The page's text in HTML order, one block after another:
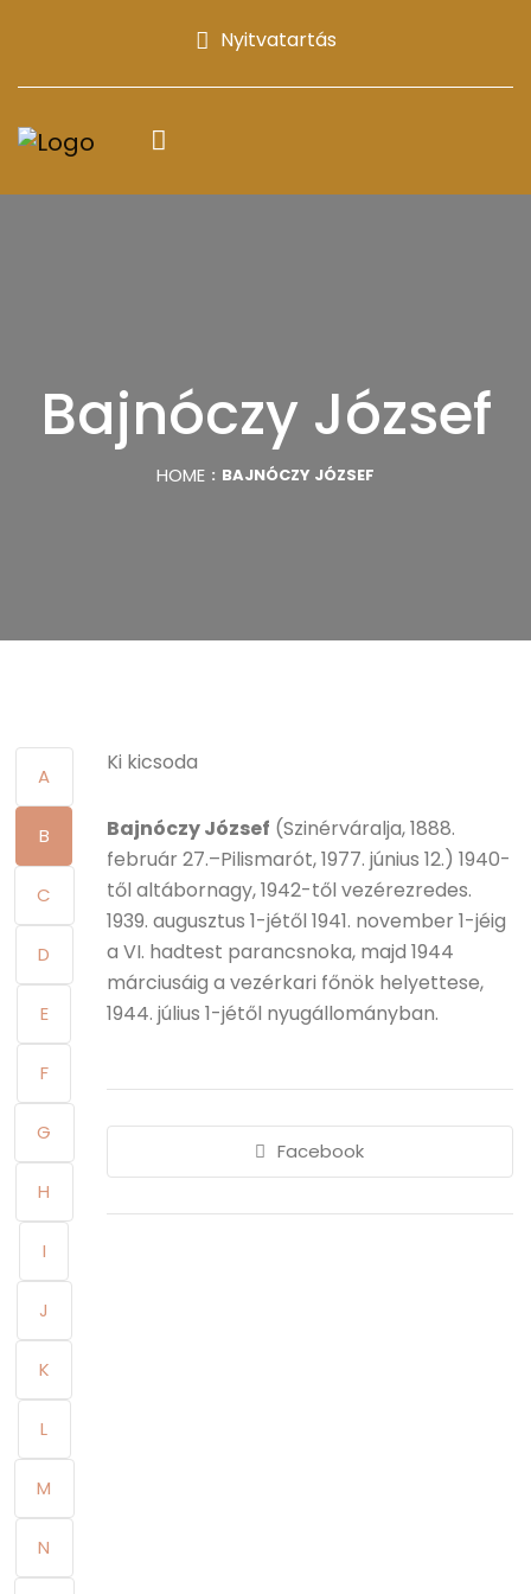
Nyitvatartás
Bajnóczy József
HOME BAJNÓCZY JÓZSEF
A
B
C
D
E
F
G
H
I
J
K
L
M
N
Ki kicsoda
Bajnóczy József (Szinérváralja, 1888.
február 27.–Pilismarót, 1977. június 12.) 1940-
től altábornagy, 1942-től vezérezredes.
1939. augusztus 1-jétől 1941. november 1-jéig
a VI. hadtest parancsnoka, majd 1944
márciusáig a vezérkari főnök helyettese,
1944. július 1-jétől nyugállományban.
Facebook